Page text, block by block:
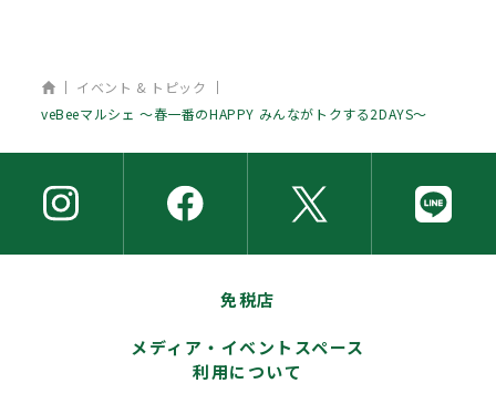
ホーム
イベント & トピック
veBeeマルシェ 〜春一番のHAPPY みんながトクする2DAYS〜
免税店
メディア・イベントスペース
利用について